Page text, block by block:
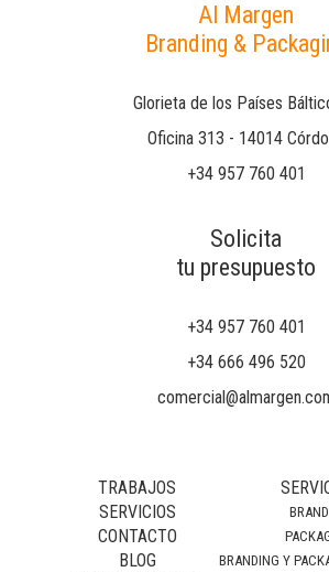
Al Margen
Branding &
Glorieta de los Países
Oficina 313 - 14014
+34 957 760 401
Solicita
tu presupuesto
+34 957 760 401
+34 666 496 520
TRABAJOS
SERVICIOS
CONTACTO
BLOG
BRANDING Y